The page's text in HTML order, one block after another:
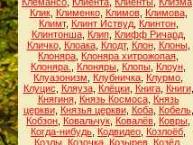
Клик, Клименко, Климов, Климова,
Климт, Клинт Иствуд, Клинтон,
Клинтонша, Клип, Клифф Ричард,
Кличко, Клоака, Клодт, Клон, Клоны,
Клоняра Клоняра хитрожопая
Клоняра.
Клоняры Клопы Клоун
Клуазонизм
Клубничка Клурмо
Клуцис
Кляуза, Клёцки, Книга, Книги,
Княгиня, Князь Космоса, Князь
церкви, Князья церкви, Коба, Кобель,
Кобзон Ковальчук Ковалёв Ковры
Когда-нибудь Кодвидео Козлоёб
Козлы Козочка Козырев Козёл